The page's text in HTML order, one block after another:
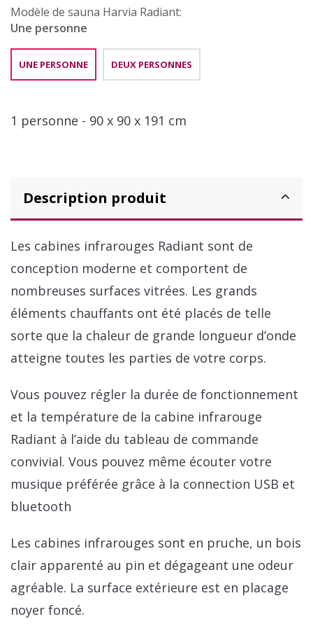
Modèle de sauna Harvia Radiant:
Une personne
UNE PERSONNE DEUX PERSONNES
1 personne - 90 x 90 x 191 cm
Description produit
Les cabines infrarouges Radiant sont de
conception moderne et comportent de
nombreuses surfaces vitrées. Les grands
éléments chauffants ont été placés de telle
sorte que la chaleur de grande longueur d’onde
atteigne toutes les parties de votre corps.
Vous pouvez régler la durée de fonctionnement
et la température de la cabine infrarouge
Radiant à l’aide du tableau de commande
convivial. Vous pouvez même écouter votre
musique préférée grâce à la connection USB et
bluetooth
Les cabines infrarouges sont en pruche, un bois
clair apparenté au pin et dégageant une odeur
agréable. La surface extérieure est en placage
noyer foncé.